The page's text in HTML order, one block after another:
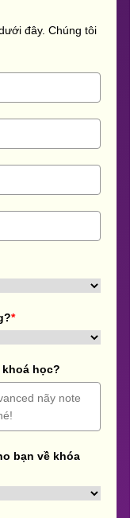
đây. Chúng tôi
*
học?
bạn về khóa